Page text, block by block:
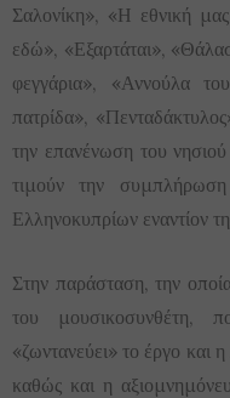
Σαλονίκη», «Η εθνική
εδώ», «Εξαρτάται»,
φεγγάρια», «Αννούλα
πατρίδα»,
την επανένωση του
τιμούν την
Ελληνοκυπρίων εναντίον
Στην παράσταση, την
του
«ζωντανεύει» το έργο και
καθώς και η